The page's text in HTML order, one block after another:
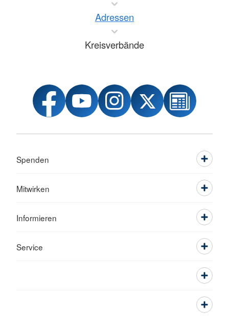
Adressen
Kreisverbände
Spenden
Mitwirken
Informieren
Service